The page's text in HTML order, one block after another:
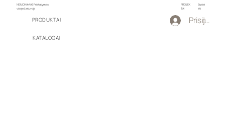
NEMOKAMAS Pristatymas
visoje Lietuvoje
PROJEK
TAI
Susiei
kti
PRODUKTAI
KATALOGAI
Prisijungti